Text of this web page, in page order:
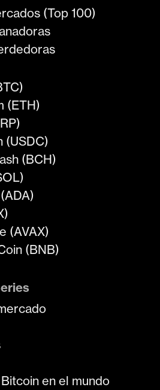
(Top 100)
(ETH)
(USDC)
(BCH)
(AVAX)
(BNB)
en el mundo